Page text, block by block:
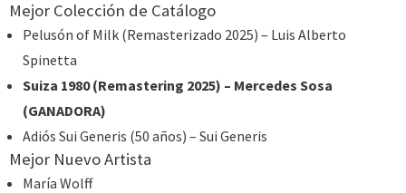
Mejor Colección de Catálogo
Pelusón of Milk (Remasterizado 2025) – Luis Alberto
Spinetta
Suiza 1980 (Remastering 2025) – Mercedes Sosa
(GANADORA)
Adiós Sui Generis (50 años) – Sui Generis
Mejor Nuevo Artista
María Wolff